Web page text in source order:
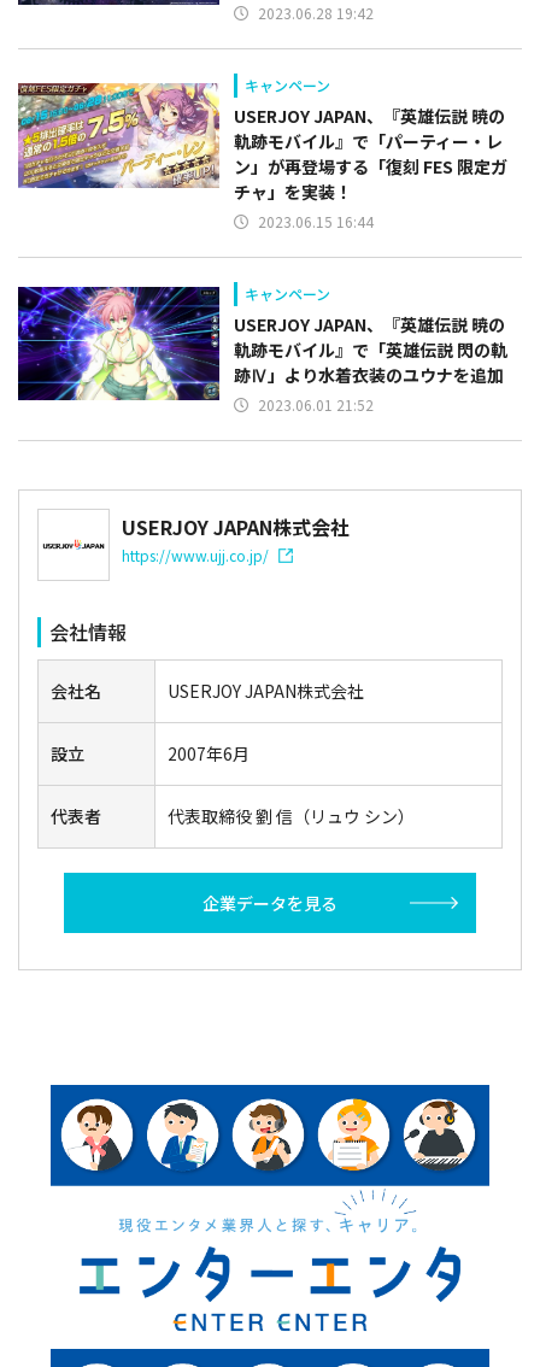
2023.06.28 19:42
キャンペーン
USERJOY JAPAN、『英雄伝説 暁の
軌跡モバイル』で「パーティー・レ
ン」が再登場する「復刻 FES 限定ガ
チャ」を実装！
2023.06.15 16:44
キャンペーン
USERJOY JAPAN、『英雄伝説 暁の
軌跡モバイル』で「英雄伝説 閃の軌
跡Ⅳ」より水着衣装のユウナを追加
2023.06.01 21:52
USERJOY JAPAN株式会社
https://www.ujj.co.jp/
会社情報
会社名 USERJOY JAPAN株式会社
設立 2007年6月
代表者 代表取締役 劉 信（リュウ シン）
企業データを見る